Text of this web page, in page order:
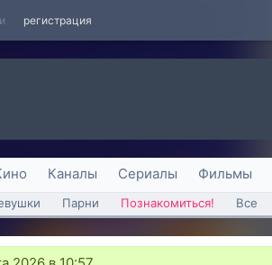
регистрация
Каналы Сериалы Фильмы
Парни Познакомиться! Все